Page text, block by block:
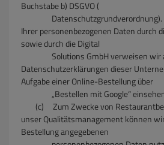
Buchstabe b) DSGVO (
Datenschutzgrundverordnung).
Ihrer personenbezogenen Daten durch
sowie durch die Digital
Solutions GmbH verweisen wir
Datenschutzerklärungen dieser
Aufgabe einer Online-Bestellung über
„Bestellen mit Google“ einsehen
(c) Zum Zwecke von
unser Qualitätsmanagement können
Bestellung angegebenen